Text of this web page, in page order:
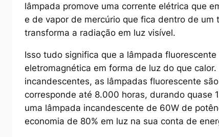
lâmpada promove uma corrente elétrica que
e de vapor de mercúrio que fica dentro de
transforma a radiação em luz visível.
Isso tudo significa que a lâmpada
eletromagnética em forma de luz do que
incandescentes, as lâmpadas fluorescente
corresponde até 8.000 horas, durando quase
uma lâmpada incandescente de 60W de
economia de 80% em luz na sua conta de